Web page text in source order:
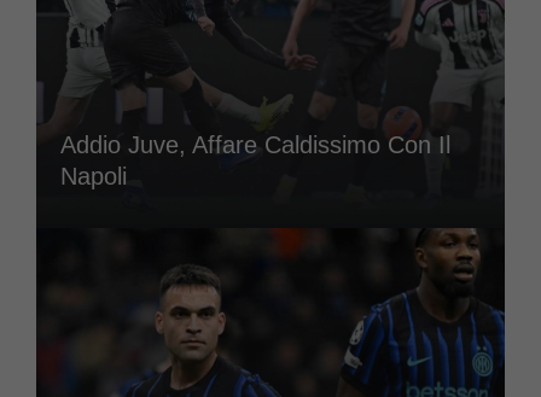
Addio Juve, Affare Caldissimo Con Il
Napoli